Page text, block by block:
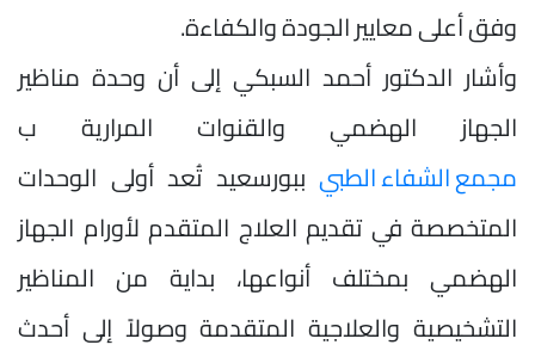
وفق أعلى معايير الجودة والكفاءة.
وأشار الدكتور أحمد السبكي إلى أن وحدة مناظير
الجهاز الهضمي والقنوات المرارية ب
مجمع الشفاء الطبي ببورسعيد تُعد أولى الوحدات
المتخصصة في تقديم العلاج المتقدم لأورام الجهاز
الهضمي بمختلف أنواعها، بداية من المناظير
التشخيصية والعلاجية المتقدمة وصولاً إلى أحدث